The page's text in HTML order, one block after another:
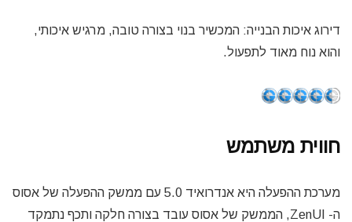
דירוג איכות הבנייה: המכשיר בנוי בצורה טובה, מרגיש איכותי,
והוא נוח מאוד לתפעול.
חווית משתמש
מערכת ההפעלה היא אנדרואיד 5.0 עם ממשק ההפעלה של אסוס
ה- ZenUI, הממשק של אסוס עובד בצורה חלקה ותכף נתמקד